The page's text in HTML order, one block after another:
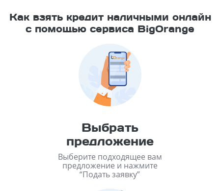
Как взять кредит наличными онлайн
с помощью сервиса BigOrange
Выбрать
предложение
Выберите подходящее вам
предложение и нажмите
“Подать заявку”